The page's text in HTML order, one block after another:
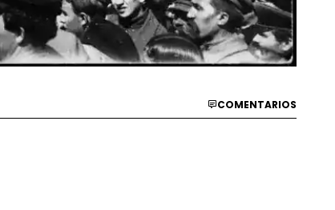
COMENTARIOS